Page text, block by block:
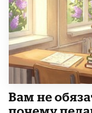
​Вам не